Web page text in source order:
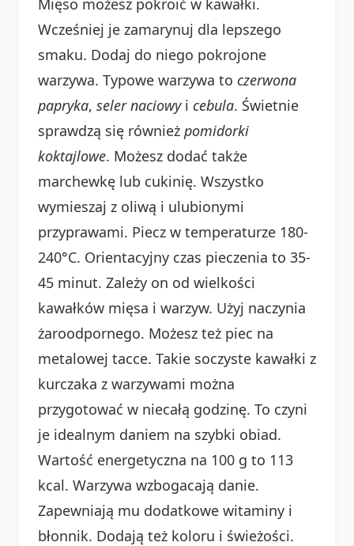
Wcześniej je zamarynuj dla lepszego
smaku. Dodaj do niego pokrojone
warzywa. Typowe warzywa to czerwona
papryka, seler naciowyi cebula. Świetnie
sprawdzą się również pomidorki
koktajlowe. Możesz dodać także
marchewkę lub cukinię. Wszystko
wymieszaj z oliwą i ulubionymi
przyprawami. Piecz w temperaturze 180-
240°C. Orientacyjny czas pieczenia to 35-
45 minut. Zależy on od wielkości
kawałków mięsa i warzyw. Użyj naczynia
żaroodpornego. Możesz też piec na
metalowej tacce. Takie soczyste kawałki z
kurczaka z warzywami można
przygotować w niecałą godzinę. To czyni
je idealnym daniem na szybki obiad.
Wartość energetyczna na 100 g to 113
kcal. Warzywa wzbogacają danie.
Zapewniają mu dodatkowe witaminy i
błonnik. Dodają też koloru i świeżości.